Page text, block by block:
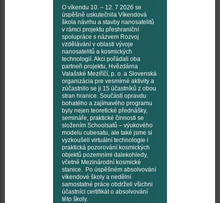
O víkendu 10. – 12. 7 2026 se
úspěšně uskutečnila Víkendová
škola návrhu a stavby nanosatelitů
v rámci projektu přeshraniční
spolupráce s názvem Rozvoj
vzdělávání v oblasti vývoje
nanosatelitů a kosmických
technologií. Akci pořádali oba
partneři projektu, Hvězdárna
Valašské Meziříčí, p. o. a Slovenská
organizácia pre vesmírné aktivity a
zúčastnilo se ji 15 účastníků z obou
stran hranice. Součástí opravdu
bohatého a zajímavého programu
byly nejen teoretické přednášky,
semináře, praktické činnosti se
složením Schoolsatů – výukového
modelu cubesatu, ale také jsme si
vyzkoušeli virtuální technologie i
praktická pozorování kosmických
objektů pozemními dalekohledy,
včetně Mezinárodní kosmické
stanice. Po úspěšném absolvování
víkendové školy a nedělní
samostatné práce obdrželi všichni
účastníci certifikát o absolvování
této školy.